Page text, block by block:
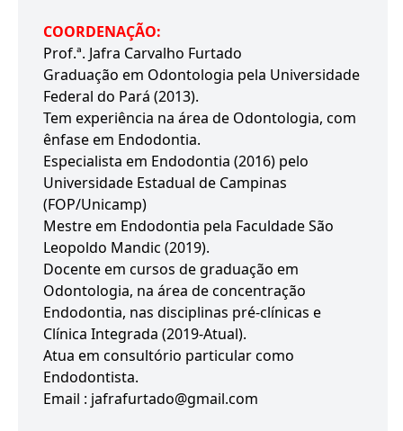
COORDENAÇÃO:
Prof.ª. Jafra Carvalho Furtado
Graduação em Odontologia pela Universidade
Federal do Pará (2013).
Tem experiência na área de Odontologia, com
ênfase em Endodontia.
Especialista em Endodontia (2016) pelo
Universidade Estadual de Campinas
(FOP/Unicamp)
Mestre em Endodontia pela Faculdade São
Leopoldo Mandic (2019).
Docente em cursos de graduação em
Odontologia, na área de concentração
Endodontia, nas disciplinas pré-clínicas e
Clínica Integrada (2019-Atual).
Atua em consultório particular como
Endodontista.
Email : jafrafurtado@gmail.com